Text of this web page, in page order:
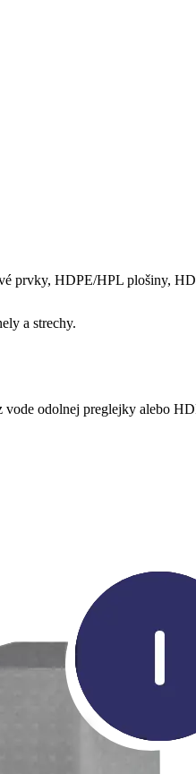
prvky, HDPE/HPL plošiny,
a strechy.
odolnej preglejky alebo